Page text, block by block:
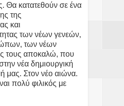
Θα κατατεθούν σε ένα
της
και
των νέων γενεών,
των νέων
τους αποκαλώ, που
νέα δημιουργική
μας. Στον νέο αιώνα.
πολύ φιλικός με